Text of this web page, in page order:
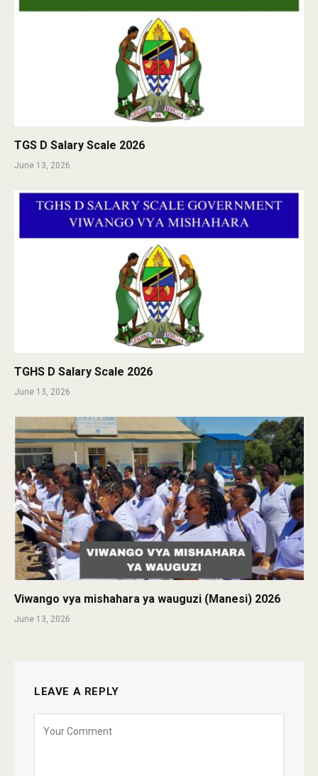
TGS D Salary Scale 2026
June 13, 2026
TGHS D Salary Scale 2026
June 13, 2026
Viwango vya mishahara ya wauguzi (Manesi) 2026
June 13, 2026
LEAVE A REPLY